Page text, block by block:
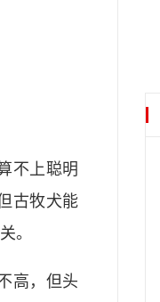
不上聪明
古牧犬能
。
高，但头